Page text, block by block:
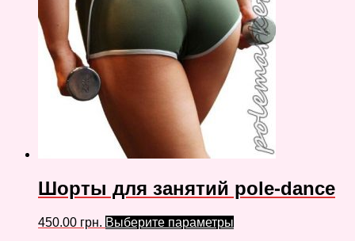
Шорты для занятий pole-dance
450.00 грн. Выберите параметры